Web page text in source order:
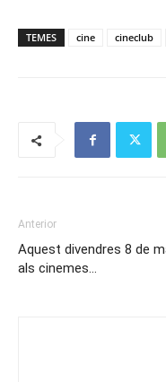
TEMES cine cineclub
Anterior
Aquest divendres 8 de
als cinemes…